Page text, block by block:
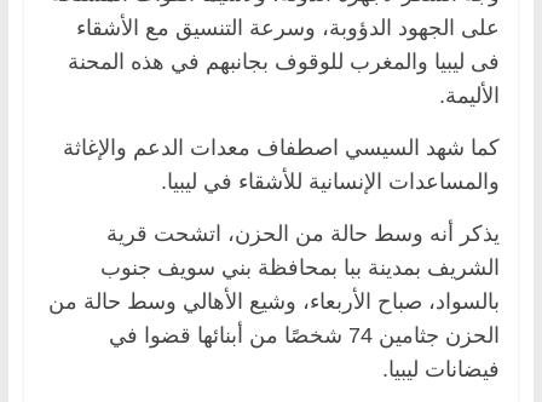
على الجهود الدؤوبة، وسرعة التنسيق مع الأشقاء
فى ليبيا والمغرب للوقوف بجانبهم في هذه المحنة
الأليمة.
كما شهد السيسي اصطفاف معدات الدعم والإغاثة
والمساعدات الإنسانية للأشقاء في ليبيا.
يذكر أنه وسط حالة من الحزن، اتشحت قرية
الشريف بمدينة ببا بمحافظة بني سويف جنوب
بالسواد، صباح الأربعاء، وشيع الأهالي وسط حالة من
الحزن جثامين 74 شخصًا من أبنائها قضوا في
فيضانات ليبيا.